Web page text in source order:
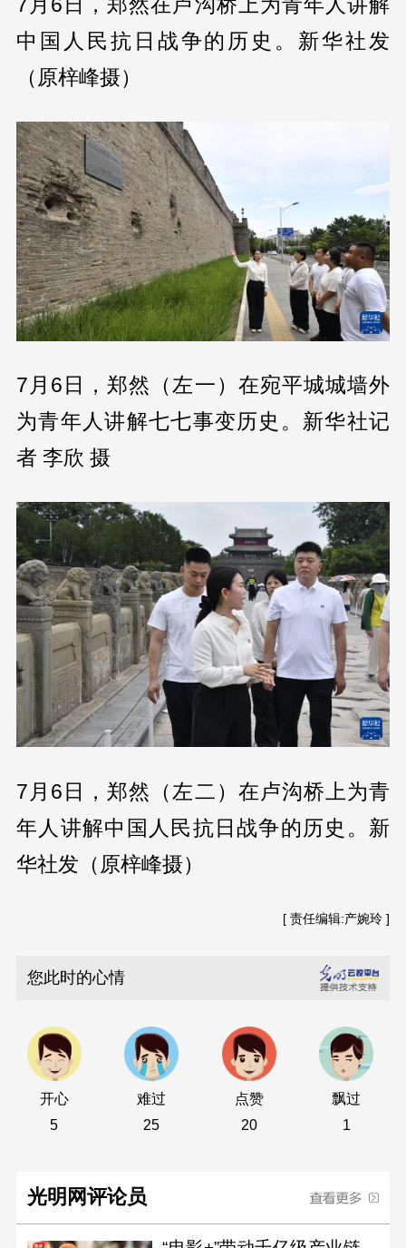
中国人民抗日战争的历史。新华社发
（原梓峰摄）
7月6日，郑然（左一）在宛平城城墙外
为青年人讲解七七事变历史。新华社记
者 李欣 摄
7月6日，郑然（左二）在卢沟桥上为青
年人讲解中国人民抗日战争的历史。新
华社发（原梓峰摄）
[ 责任编辑:产婉玲 ]
您此时的心情
开心
5
难过
25
点赞
20
飘过
1
光明网评论员